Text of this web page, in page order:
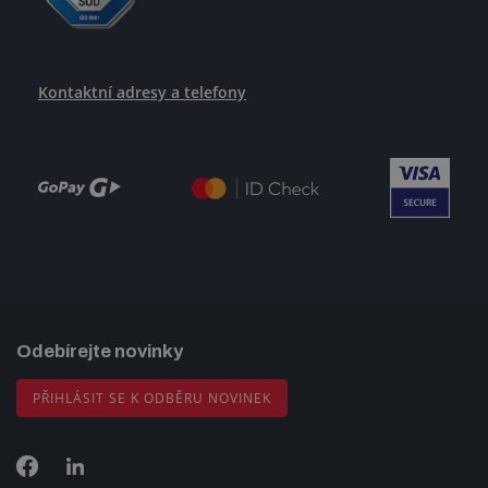
Kontaktní adresy a telefony
Odebírejte novinky
PŘIHLÁSIT SE K ODBĚRU NOVINEK